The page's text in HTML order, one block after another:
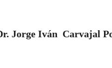
Jorge Iván Carvajal